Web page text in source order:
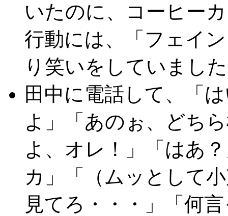
いたのに、コーヒー
行動には、「フェイ
り笑いをしていまし
田中に電話して、「
よ」「あのぉ、どち
よ、オレ！」「はあ
カ」「（ムッとして
見てろ・・・」「何